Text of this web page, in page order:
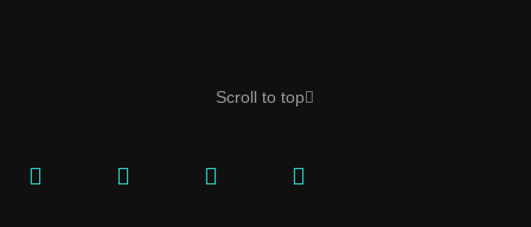
Scroll to top